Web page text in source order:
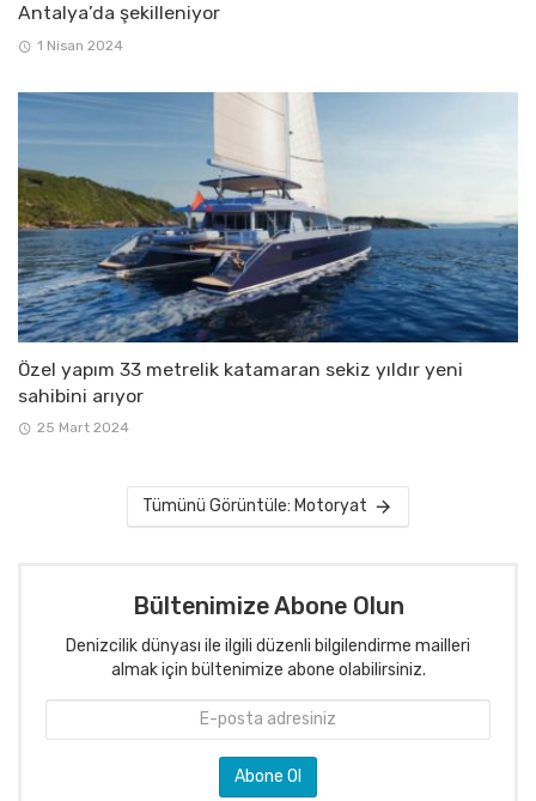
Antalya’da şekilleniyor
1 Nisan 2024
Özel yapım 33 metrelik katamaran sekiz yıldır yeni
sahibini arıyor
25 Mart 2024
Tümünü Görüntüle: Motoryat
Bültenimize Abone Olun
Denizcilik dünyası ile ilgili düzenli bilgilendirme mailleri
almak için bültenimize abone olabilirsiniz.